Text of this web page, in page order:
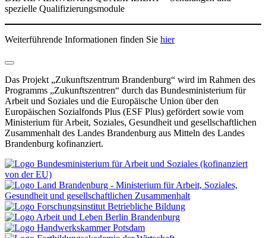
spezielle Qualifizierungsmodule
Weiterführende Informationen finden Sie hier
Das Projekt „Zukunftszentrum Brandenburg“ wird im Rahmen des
Programms „Zukunftszentren“ durch das Bundesministerium für
Arbeit und Soziales und die Europäische Union über den
Europäischen Sozialfonds Plus (ESF Plus) gefördert sowie vom
Ministerium für Arbeit, Soziales, Gesundheit und gesellschaftlichen
Zusammenhalt des Landes Brandenburg aus Mitteln des Landes
Brandenburg kofinanziert.